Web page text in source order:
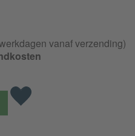
vanaf verzending)